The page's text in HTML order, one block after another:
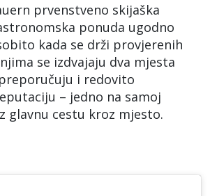
prvenstveno skijaška
ponuda ugodno
kada se drži provjerenih
se izdvajaju dva mjesta
i redovito
– jedno na samoj
glavnu cestu kroz mjesto.